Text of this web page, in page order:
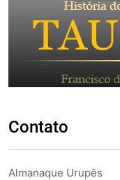
Contato
Almanaque Urupês